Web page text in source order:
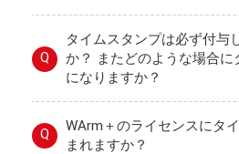
Q
タイムスタンプは必ず付与
か？ またどのような場合
になりますか？
Q
WArm＋のライセンスにタ
まれますか？